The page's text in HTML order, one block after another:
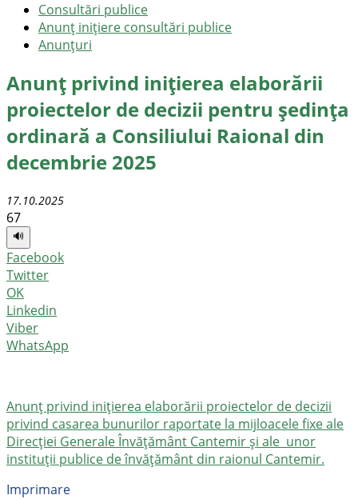
Consultări publice
Anunț inițiere consultări publice
Anunţuri
Anunț privind inițierea elaborării
proiectelor de decizii pentru ședința
ordinară a Consiliului Raional din
decembrie 2025
17.10.2025
67
🔊
Facebook
Twitter
OK
Linkedin
Viber
WhatsApp
Anunț privind inițierea elaborării proiectelor de decizii
privind casarea bunurilor raportate la mijloacele fixe ale
Direcției Generale Învățământ Cantemir și ale unor
instituții publice de învățământ din raionul Cantemir.
Imprimare